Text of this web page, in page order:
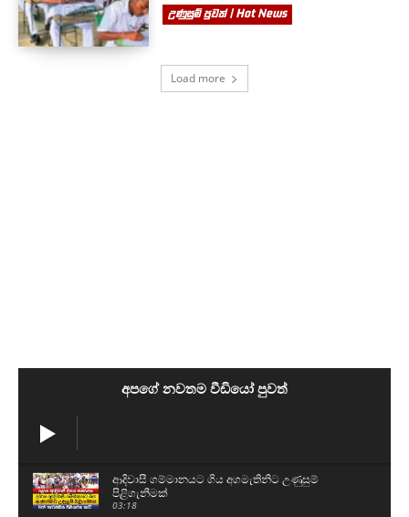
උණුසුම් පුවත් | Hot News
Load more
අපගේ නවතම වීඩියෝ පුවත්
ආදිවාසී ගම්මානයට ගිය අගමැතිනිට උණුසුම්
පිළිගැනීමක්
03:18